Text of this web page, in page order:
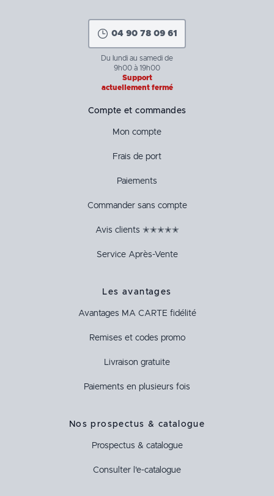
04 90 78 09 61
Du lundi au samedi de
9h00 à 19h00
Support
actuellement fermé
Compte et commandes
Mon compte
Frais de port
Paiements
Commander sans compte
Avis clients ✭✭✭✭✭
Service Après-Vente
Les avantages
Avantages MA CARTE fidélité
Remises et codes promo
Livraison gratuite
Paiements en plusieurs fois
Nos prospectus & catalogue
Prospectus & catalogue
Consulter l'e-catalogue